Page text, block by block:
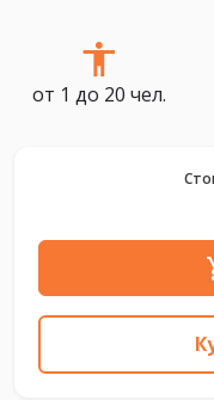
от 1 до 20 чел.